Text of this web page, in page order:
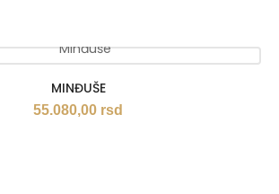
MINĐUŠE
55.080,00 rsd